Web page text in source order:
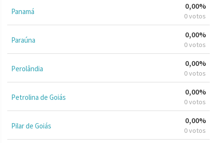
Panamá
0,00%
0 votos
Paraúna
0,00%
0 votos
Perolândia
0,00%
0 votos
Petrolina de Goiás
0,00%
0 votos
Pilar de Goiás
0,00%
0 votos